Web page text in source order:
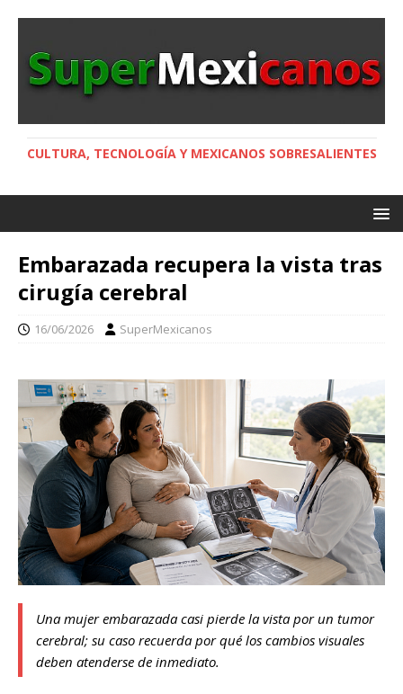
CULTURA, TECNOLOGÍA Y MEXICANOS SOBRESALIENTES
Embarazada recupera la vista tras
cirugía cerebral
16/06/2026 SuperMexicanos
Una mujer embarazada casi pierde la vista por un tumor
cerebral; su caso recuerda por qué los cambios visuales
deben atenderse de inmediato.